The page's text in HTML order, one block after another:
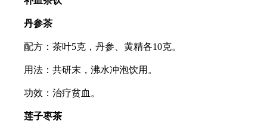
丹参茶
配方：茶叶5克，丹参、黄精各10克。
用法：共研末，沸水冲泡饮用。
功效：治疗贫血。
莲子枣茶